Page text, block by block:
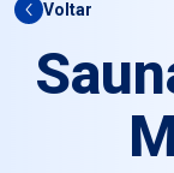
Voltar